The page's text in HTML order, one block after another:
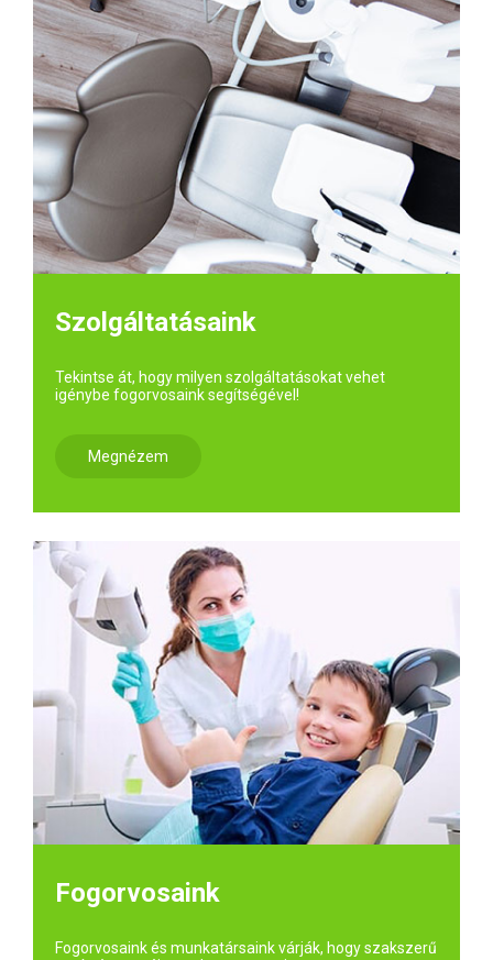
Szolgáltatásaink
Tekintse át, hogy milyen szolgáltatásokat vehet
igénybe fogorvosaink segítségével!
Megnézem
Fogorvosaink
Fogorvosaink és munkatársaink várják, hogy szakszerű